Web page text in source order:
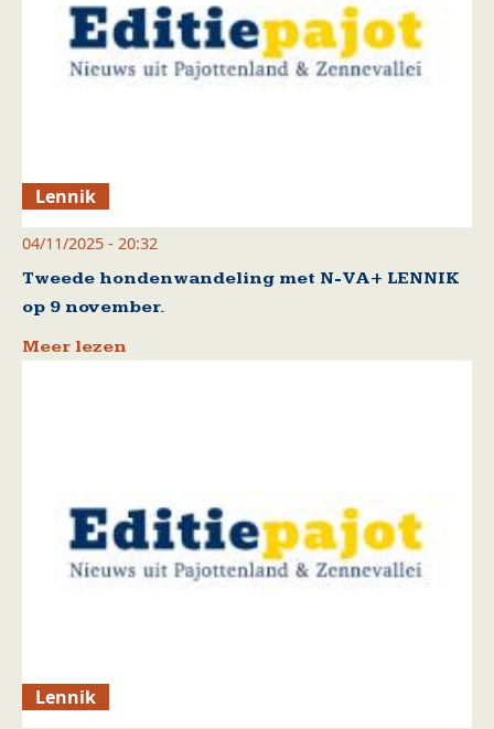
Lennik
04/11/2025 - 20:32
Tweede hondenwandeling met N-VA+ LENNIK
op 9 november.
Meer lezen
Lennik